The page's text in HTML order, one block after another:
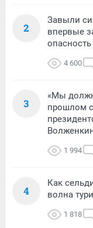
2
Завыли
впервые
опасность
4 600
3
«Мы
прошлом
1 994
4
Как
волна
1 818